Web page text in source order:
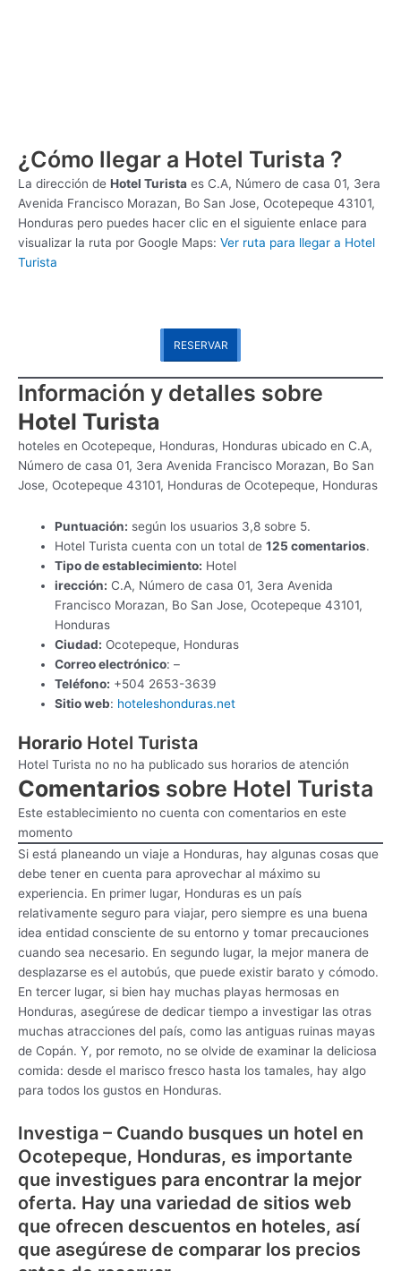
¿Cómo llegar a Hotel Turista ?
La dirección de Hotel Turista es C.A, Número de casa 01, 3era
Avenida Francisco Morazan, Bo San Jose, Ocotepeque 43101,
Honduras pero puedes hacer clic en el siguiente enlace para
visualizar la ruta por Google Maps: Ver ruta para llegar a Hotel
Turista
RESERVAR
Información y detalles sobre
Hotel Turista
hoteles en Ocotepeque, Honduras, Honduras ubicado en C.A,
Número de casa 01, 3era Avenida Francisco Morazan, Bo San
Jose, Ocotepeque 43101, Honduras de Ocotepeque, Honduras
Puntuación: según los usuarios 3,8 sobre 5.
Hotel Turista cuenta con un total de125 comentarios.
Tipo de establecimiento: Hotel
irección: C.A, Número de casa 01, 3era Avenida
Francisco Morazan, Bo San Jose, Ocotepeque 43101,
Honduras
Ciudad: Ocotepeque, Honduras
Correo electrónico: –
Teléfono: +504 2653-3639
Sitio web: hoteleshonduras.net
Horario Hotel Turista
Hotel Turista no no ha publicado sus horarios de atención
Comentarios sobre Hotel Turista
Este establecimiento no cuenta con comentarios en este
momento
Si está planeando un viaje a Honduras, hay algunas cosas que
debe tener en cuenta para aprovechar al máximo su
experiencia. En primer lugar, Honduras es un país
relativamente seguro para viajar, pero siempre es una buena
idea entidad consciente de su entorno y tomar precauciones
cuando sea necesario. En segundo lugar, la mejor manera de
desplazarse es el autobús, que puede existir barato y cómodo.
En tercer lugar, si bien hay muchas playas hermosas en
Honduras, asegúrese de dedicar tiempo a investigar las otras
muchas atracciones del país, como las antiguas ruinas mayas
de Copán. Y, por remoto, no se olvide de examinar la deliciosa
comida: desde el marisco fresco hasta los tamales, hay algo
para todos los gustos en Honduras.
Investiga – Cuando busques un hotel en
Ocotepeque, Honduras, es importante
que investigues para encontrar la mejor
oferta. Hay una variedad de sitios web
que ofrecen descuentos en hoteles, así
que asegúrese de comparar los precios